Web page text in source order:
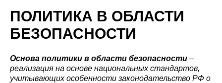
ПОЛИТИКА В ОБЛАСТИ
БЕЗОПАСНОСТИ
Основа политики в области безопасности –
реализация на основе национальных стандартов,
учитывающих особенности законодательство РФ о